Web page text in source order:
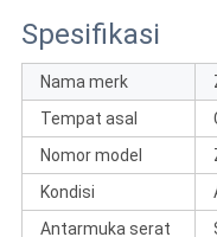
Spesifikasi
Nama merk
Tempat asal
Nomor model
Kondisi
Antarmuka serat